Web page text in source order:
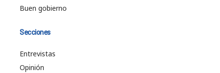
Buen gobierno
Secciones
Entrevistas
Opinión